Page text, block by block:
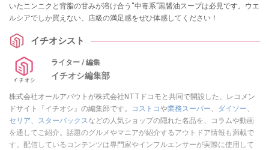
いたニンニクと背脂の甘みが溶け合う“中毒系”黒醤油スープは必見です。ウエ
ルシアでしか買えない、店級の満足感をぜひ体感してください！
イチオシスト
ライター / 編集
イチオシ編集部
株式会社オールアバウトが株式会社NTTドコモと共同で開設した、レコメン
ドサイト『イチオシ』の編集部です。
コストコや業務スーパー、 ダイソー、
セリア、 スターバックスなどの人気ショップの隠れた名品を、コラムや動画
を通してご紹介。話題のグルメやマニアが紹介するアウトドア情報も満載で
す。配信しているコンテンツは専門家やインフルエンサーが実際に使用して